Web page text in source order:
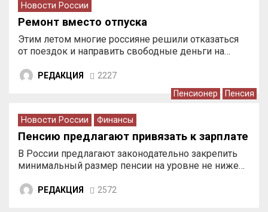
Новости России
Ремонт вместо отпуска
Этим летом многие россияне решили отказаться
от поездок и направить свободные деньги на…
РЕДАКЦИЯ 2227
Пенсионер Пенсия
Новости России Финансы
Пенсию предлагают привязать к зарплате
В России предлагают законодательно закрепить
минимальный размер пенсии на уровне не ниже…
РЕДАКЦИЯ 2572